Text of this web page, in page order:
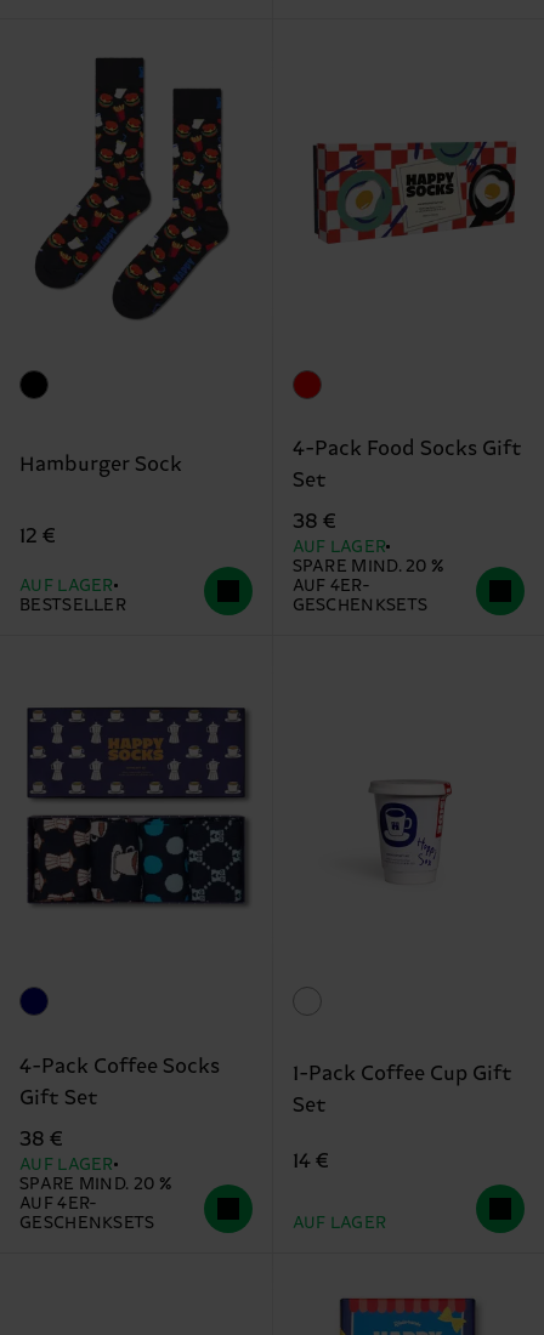
Hamburger Sock
12 €
AUF LAGER
BESTSELLER
4-Pack Food Socks Gift
Set
38 €
AUF LAGER
SPARE MIND. 20 %
AUF 4ER-
GESCHENKSETS
4-Pack Coffee Socks
Gift Set
38 €
AUF LAGER
SPARE MIND. 20 %
AUF 4ER-
GESCHENKSETS
1-Pack Coffee Cup Gift
Set
14 €
AUF LAGER